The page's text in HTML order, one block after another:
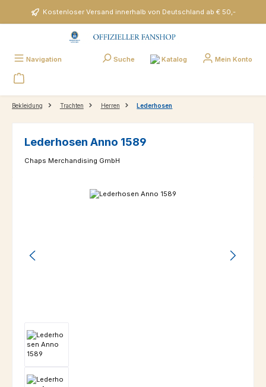
Zum Hauptinhalt springenKostenloser Versand innerhalb von Deutschland ab € 50,-
Navigation Suche Katalog Mein Konto
Bekleidung Trachten Herren Lederhosen
Lederhosen Anno 1589
Chaps Merchandising GmbH
Bildergalerie überspringen